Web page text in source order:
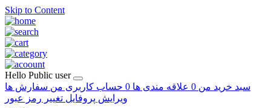
Skip to Content
Hello Public user
سبد خرید من 0 علاقه مندی ها 0 حساب کاربری من سفارش ها
ویرایش پروفایل تغییر رمز عبور